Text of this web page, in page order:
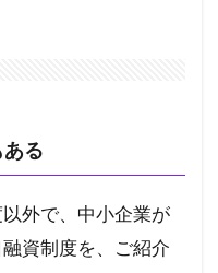
る
外で、中小企業が
資制度を、ご紹介